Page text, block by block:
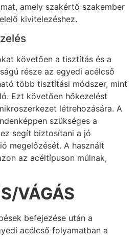
amely szakértő szakember
kivitelezéshez.
követően a tisztítás és a
része az egyedi acélcső
több tisztítási módszer, mint
Ezt követően hőkezelést
létrehozására. A
szükséges a
segít biztosítani a jó
megelőzését. A használt
az acéltípuson múlnak,
VÁGÁS
befejezése után a
acélcső folyamatban a